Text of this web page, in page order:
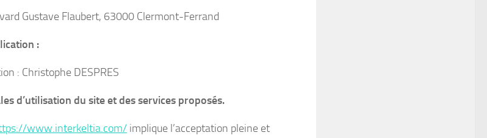
Gustave Flaubert, 63000 Clermont-Ferrand
:
: Christophe DESPRES
d’utilisation du site et des services proposés.
www.interkeltia.com/ implique l’acceptation pleine et